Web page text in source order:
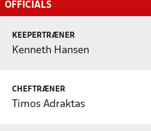
OFFICIALS
KEEPERTRÆNER
Kenneth Hansen
CHEFTRÆNER
Timos Adraktas